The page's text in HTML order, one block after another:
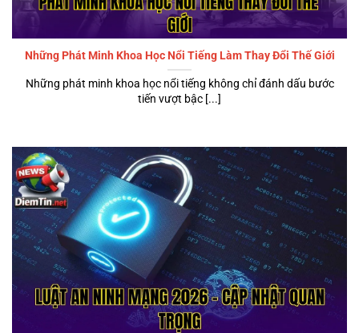
Những Phát Minh Khoa Học Nổi Tiếng Làm Thay Đổi Thế Giới
Những phát minh khoa học nổi tiếng không chỉ đánh dấu bước
tiến vượt bậc [...]